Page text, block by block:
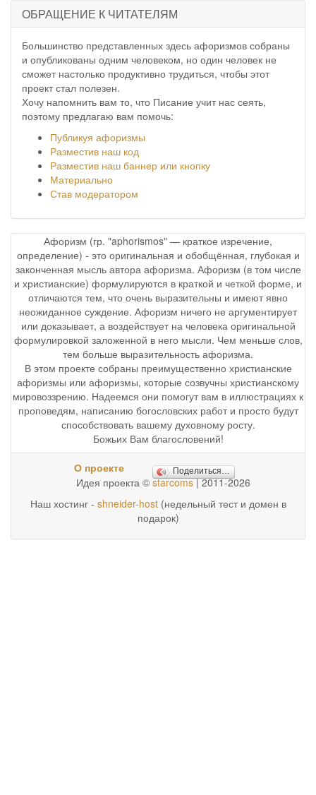
ОБРАЩЕНИЕ К ЧИТАТЕЛЯМ
Большинство представленных здесь афоризмов собраны
и опубликованы одним человеком, но один человек не
сможет настолько продуктивно трудиться, чтобы этот
проект стал полезен.
Хочу напомнить вам то, что Писание учит нас сеять,
поэтому предлагаю вам помочь:
Публикуя афоризмы
Разместив наш код
Разместив наш баннер или кнопку
Материально
Став модератором
Афоризм (гр. "aphorismos" — краткое изречение,
определение) - это оригинальная и обобщённая, глубокая и
законченная мысль автора афоризма. Афоризм (в том числе
и христианские) формулируются в краткой и четкой форме, и
отличаются тем, что очень выразительны и имеют явно
неожиданное суждение. Афоризм ничего не аргументирует
или доказывает, а воздействует на человека оригинальной
формулировкой заложенной в него мысли. Чем меньше слов,
тем больше выразительность афоризма.
В этом проекте собраны преимущественно христианские
афоризмы или афоризмы, которые созвучны христианскому
мировоззрению. Надеемся они помогут вам в иллюстрациях к
проповедям, написанию богословских работ и просто будут
способствовать вашему духовному росту.
Божьих Вам благословений!
О проекте Поделиться…
Идея проекта © starcoms| 2011-2026
Наш хостинг - shneider-host(недельный тест и домен в
подарок)